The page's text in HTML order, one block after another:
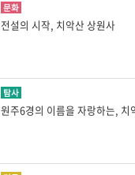
문화
전설의 시작, 치악산 상원사
탐사
원주6경의 이름을 자랑하는, 치